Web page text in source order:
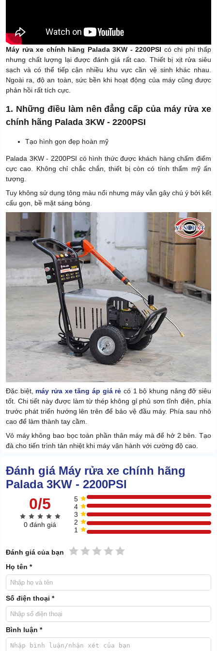
Máy rửa xe chính hãng Palada 3KW - 2200PSI có chi phí thấp
nhưng chất lượng lại được đánh giá rất cao. Thiết bị xịt rửa siêu
sạch và có thể tiếp cận nhiều khu vực cần vệ sinh khác nhau.
Ngoài ra, độ an toàn, sức bền khi hoạt động của máy cũng được
phản hồi rất tích cực.
1. Những điều làm nên đẳng cấp của máy rửa xe
chính hãng Palada 3KW - 2200PSI
Tạo hình gọn đẹp hoàn mỹ
Palada 3KW - 2200PSI có hình thức được khách hàng chấm điểm
cực cao. Không chỉ chắc chắn, thiết bị còn có tính thẩm mỹ ấn
tượng.
Tuy không sử dụng tông màu nổi nhưng máy vẫn gây chú ý bởi kết
cấu gọn, bề mặt sáng bóng.
Đặc biệt, máy rửa xe tăng áp giá rẻ có 1 bộ khung nâng đỡ siêu
tốt. Chi tiết này được làm từ thép không gỉ phủ sơn tĩnh điện, phía
trước phát triển hướng lên trên để bảo vệ đầu máy. Phía sau nhô
cao để làm thành tay cầm.
Vỏ máy không bao bọc toàn phần thân máy mà để hở 2 bên. Tạo
đà cho tiến trình tản nhiệt khi máy vận hành với cường độ cao.
Khi tìm hiểu về mức giới hạn nhiệt của nguồn nước đầu vào của
máy, bạn sẽ nhận ra đẳng cấp vượt trội của Palada 3KW -
2200PSI.
Đánh giá Máy rửa xe chính hãng
Palada 3KW - 2200PSI
0/5
0 đánh giá
5
4
3
2
1
Đánh giá của bạn 5 sao
4 sao
3 sao
2 sao
1 sao
Họ tên *
Số điện thoại *
Bình luận *